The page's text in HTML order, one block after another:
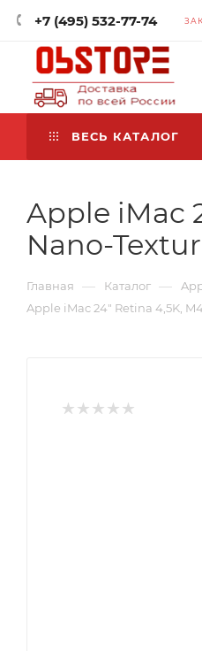
+7 (495) 532-77-74
ВЕСЬ КАТАЛОГ
Apple iMac
Nano-
Главная — Каталог —
Apple iMac 24" Retina 4,5K,